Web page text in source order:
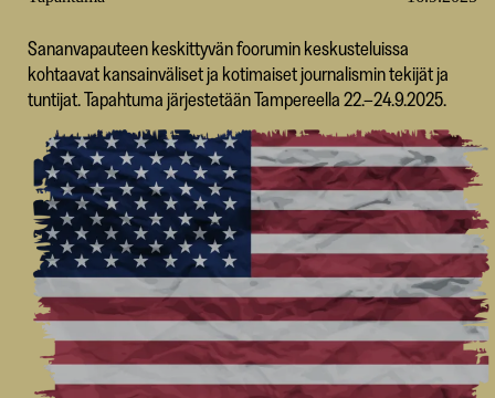
Sananvapauteen keskittyvän foorumin keskusteluissa
kohtaavat kansainväliset ja kotimaiset journalismin tekijät ja
tuntijat. Tapahtuma järjestetään Tampereella 22.–24.9.2025.